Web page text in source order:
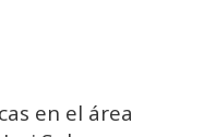
en el área